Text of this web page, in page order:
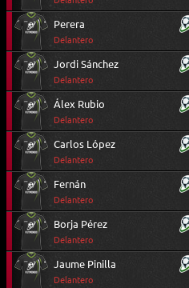
Perera
Delantero
Jordi Sánchez
Delantero
Álex Rubio
Delantero
Carlos López
Delantero
Fernán
Delantero
Borja Pérez
Delantero
Jaume Pinilla
Delantero